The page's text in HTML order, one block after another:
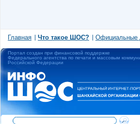
Главная Что такое ШОС? Официальные
Портал создан при финансовой поддержке
Федерального агентства по печати и массовым
Российской Федерации